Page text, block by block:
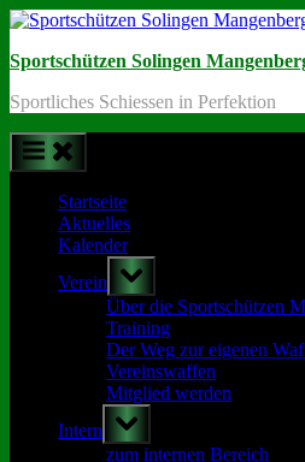
Skip
content
Sportschützen Solingen
Sportliches Schiessen in Perfektion
Startseite
Aktuelles
Kalender
Verein
Toggle
sub-
menu
Über die Sportschützen
Training
Der Weg zur eigenen
Vereinswaffen
Mitglied werden
Intern
Toggle
sub-
menu
zum internen Bereich